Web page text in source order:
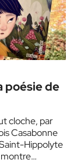
poésie de
cloche, par
Casabonne
Hippolyte